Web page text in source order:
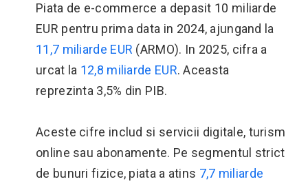
Piata de e-commerce a depasit 10 miliarde
EUR pentru prima data in 2024, ajungand la
11,7 miliarde EUR (ARMO). In 2025, cifra a
urcat la 12,8 miliarde EUR. Aceasta
reprezinta 3,5% din PIB.
Aceste cifre includ si servicii digitale, turism
online sau abonamente. Pe segmentul strict
de bunuri fizice, piata a atins 7,7 miliarde